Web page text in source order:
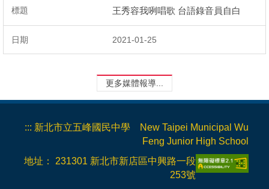
王秀容我咧唱歌 台語錄音員自白
2021-01-25
更多媒體報導...
::: 新北市立五峰國民中學 New Taipei Municipal Wu
Feng Junior High School
地址： 231301 新北市新店區中興路一段
253號